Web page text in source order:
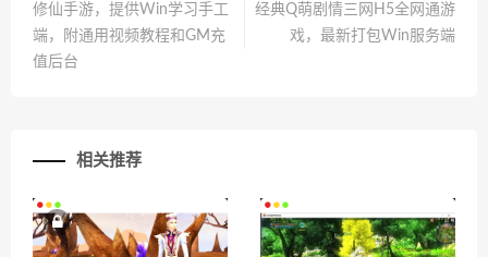
修仙手游，提供Win学习手工
端，附通用视频教程和GM充
值后台
经典Q萌剧情三网H5全网通游
戏，最新打包Win服务端
相关推荐